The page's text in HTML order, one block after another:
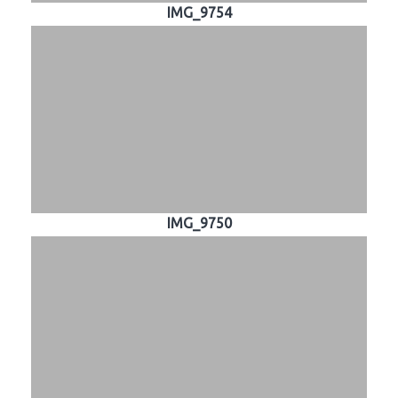
IMG_9754
IMG_9750